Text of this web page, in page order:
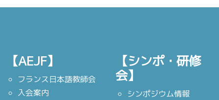
【AEJF】
フランス日本語教師会
入会案内
【シンポ・研修
会】
シンポジウム情報